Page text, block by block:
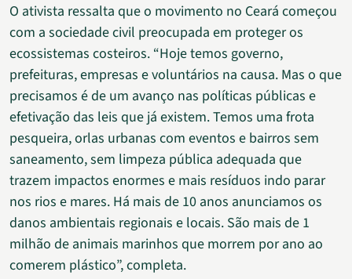
O ativista ressalta que o movimento no Ceará começou
com a sociedade civil preocupada em proteger os
ecossistemas costeiros. “Hoje temos governo,
prefeituras, empresas e voluntários na causa. Mas o que
precisamos é de um avanço nas políticas públicas e
efetivação das leis que já existem. Temos uma frota
pesqueira, orlas urbanas com eventos e bairros sem
saneamento, sem limpeza pública adequada que
trazem impactos enormes e mais resíduos indo parar
nos rios e mares. Há mais de 10 anos anunciamos os
danos ambientais regionais e locais. São mais de 1
milhão de animais marinhos que morrem por ano ao
comerem plástico”, completa.